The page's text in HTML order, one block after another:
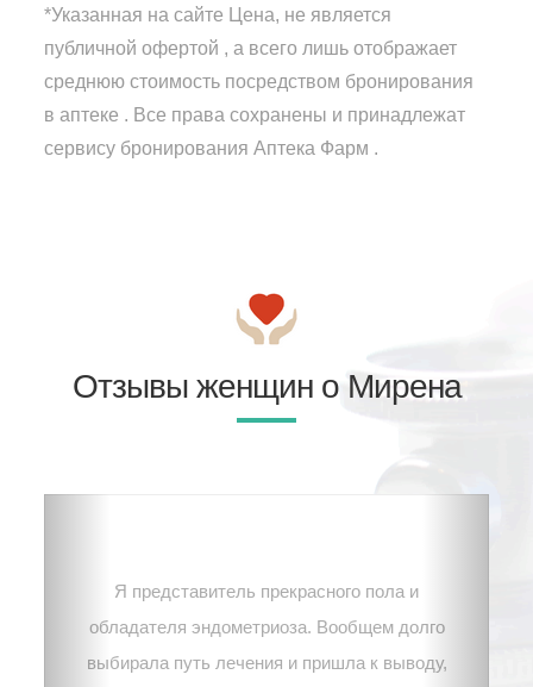
*Указанная на сайте Цена, не является
публичной офертой , а всего лишь отображает
среднюю стоимость посредством бронирования
в аптеке . Все права сохранены и принадлежат
сервису бронирования Аптека Фарм .
Отзывы женщин о Мирена
Я представитель прекрасного пола и
обладателя эндометриоза. Вообщем долго
выбирала путь лечения и пришла к выводу,